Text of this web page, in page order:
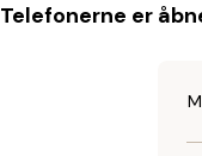
Telefonerne er